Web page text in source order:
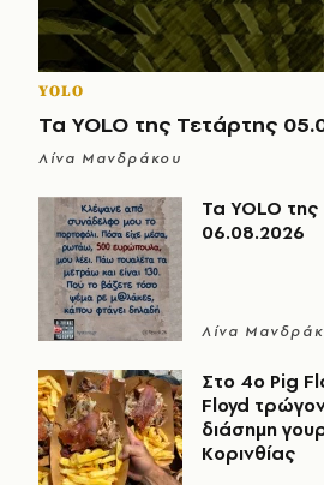
YOLO
Τα YOLO της Τετάρτης
Λίνα Μανδράκου
Τα YOLO
06.08.2026
Λίνα
Στο 4ο Pig
Floyd
διάσημη
Κορινθίας